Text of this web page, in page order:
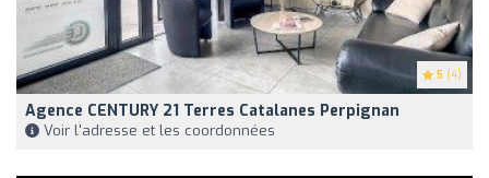
5 (4)
Agence CENTURY 21 Terres Catalanes Perpignan
Voir l'adresse et les coordonnées